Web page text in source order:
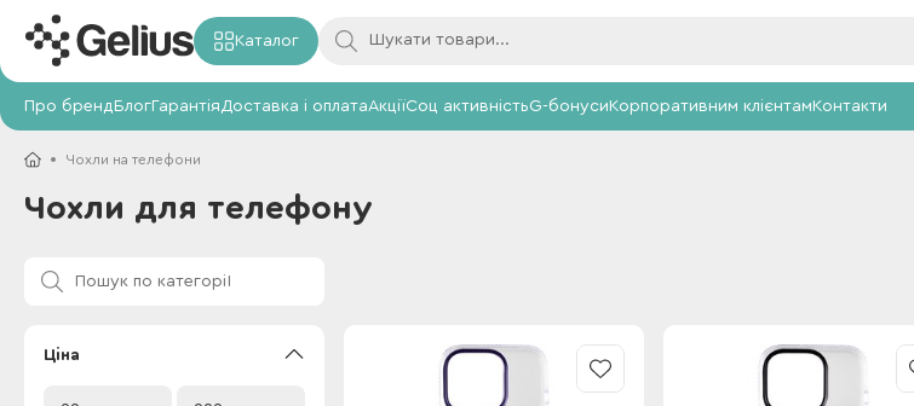
Каталог
Про брендБлогГарантія Доставка і оплатаАкціїСоц активністьG-бонусиКорпоративним клієнтамКонтакти
Чохли на телефони
Чохли для телефону
Ціна